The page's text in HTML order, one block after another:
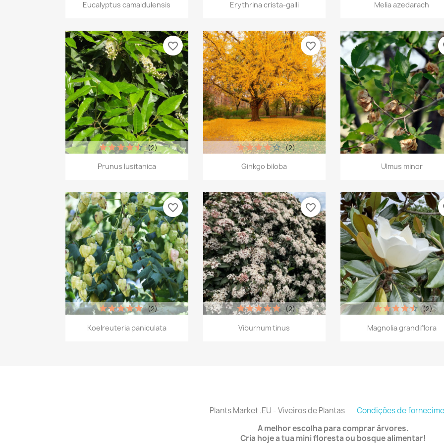

Eucalyptus camaldulensis 
Erythrina crista-galli 
Melia azedarach
Vista rápida
Prunus lusitanica
(2)
favorite_border
Vista rápida
Ginkgo biloba
(2)
favorite_border
 Vista rápida
Ulmus minor
Vista rápida
Koelreuteria paniculata
(2)
favorite_border
Vista rápida
Viburnum tinus
(2)
favorite_border
Vista rápida
Magnolia grandiflora
(2)
Plants Market .EU - Viveiros de Plantas Condições de
A melhor escolha para comprar árvores.
Cria hoje a tua mini floresta ou bosque alimentar!